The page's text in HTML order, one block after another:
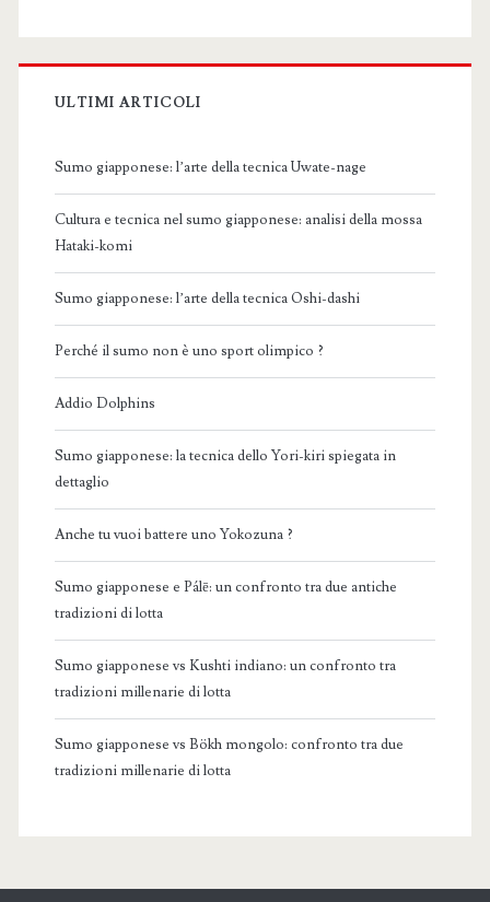
ULTIMI ARTICOLI
Sumo giapponese: l’arte della tecnica Uwate-nage
Cultura e tecnica nel sumo giapponese: analisi della mossa
Hataki-komi
Sumo giapponese: l’arte della tecnica Oshi-dashi
Perché il sumo non è uno sport olimpico ?
Addio Dolphins
Sumo giapponese: la tecnica dello Yori-kiri spiegata in
dettaglio
Anche tu vuoi battere uno Yokozuna ?
Sumo giapponese e Pálē: un confronto tra due antiche
tradizioni di lotta
Sumo giapponese vs Kushti indiano: un confronto tra
tradizioni millenarie di lotta
Sumo giapponese vs Bökh mongolo: confronto tra due
tradizioni millenarie di lotta